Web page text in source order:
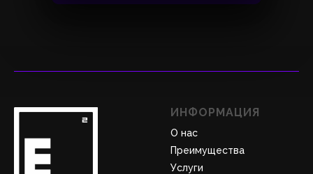
ИНФОРМАЦИЯ
О нас
Преимущества
Услуги